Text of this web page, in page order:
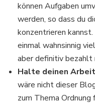
können Aufgaben
werden, so dass du
konzentrieren
einmal wahnsinnig
aber definitiv bezahlt
Halte deinen
wäre nicht dieser
zum Thema